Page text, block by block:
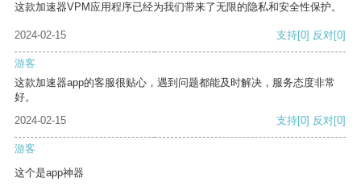
这款加速器VPM应用程序已经为我们带来了无限的隐私和安全性保护。
2024-02-15 支持[0] 反对[0]
游客
这款加速器app的客服很贴心，遇到问题都能及时解决，服务态度非常
好。
2024-02-15
支持[0] 反对[0]
游客
这个是app神器